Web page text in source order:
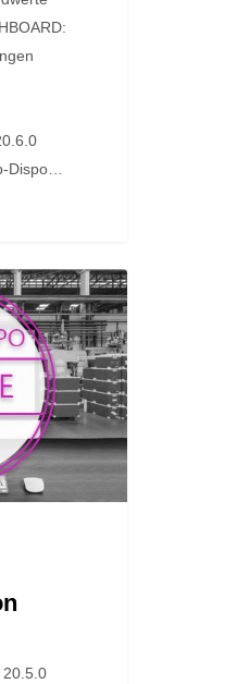
Dispo…
20.5.0